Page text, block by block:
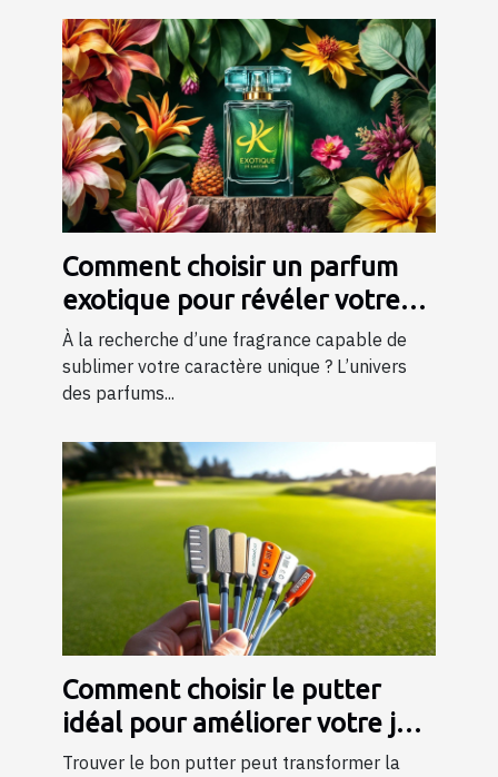
Comment choisir un parfum
exotique pour révéler votre
personnalité?
À la recherche d’une fragrance capable de
sublimer votre caractère unique ? L’univers
des parfums...
Comment choisir le putter
idéal pour améliorer votre jeu
?
Trouver le bon putter peut transformer la